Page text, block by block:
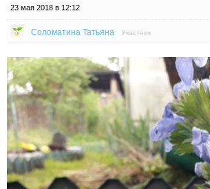
23 мая 2018 в 12:12
Соломатина Татьяна Участник